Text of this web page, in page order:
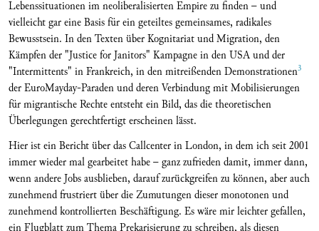
Lebenssituationen im neoliberalisierten Empire zu finden – und
vielleicht gar eine Basis für ein geteiltes gemeinsames, radikales
Bewusstsein. In den Texten über Kognitariat und Migration, den
Kämpfen der "Justice for Janitors" Kampagne in den USA und der
"Intermittents" in Frankreich, in den mitreißenden Demonstrationen3
der EuroMayday-Paraden und deren Verbindung mit Mobilisierungen
für migrantische Rechte entsteht ein Bild, das die theoretischen
Überlegungen gerechtfertigt erscheinen lässt.
Hier ist ein Bericht über das Callcenter in London, in dem ich seit 2001
immer wieder mal gearbeitet habe – ganz zufrieden damit, immer dann,
wenn andere Jobs ausblieben, darauf zurückgreifen zu können, aber auch
zunehmend frustriert über die Zumutungen dieser monotonen und
zunehmend kontrollierten Beschäftigung. Es wäre mir leichter gefallen,